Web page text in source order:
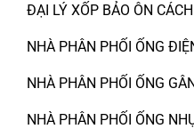
ĐẠI LÝ XỐP BẢO ÔN
NHÀ PHÂN PHỐI ỐNG
NHÀ PHÂN PHỐI ỐNG
NHÀ PHÂN PHỐI ỐNG